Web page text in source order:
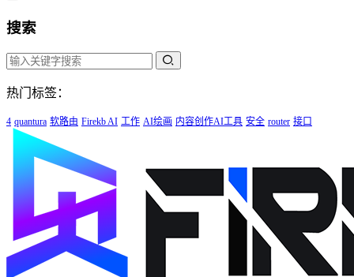
搜索
热门标签：
4 quantura 软路由 Firekb AI 工作 AI绘画 内容创作AI工具 安全 router 接口